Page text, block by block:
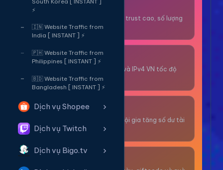
⚡
🇮🇳 Website Traffic from
India [ INSTANT ] ⚡
🇵🇭 Website Traffic from
Philippines [ INSTANT ] ⚡
🇧🇩 Website Traffic from
Bangladesh [ INSTANT ] ⚡
Dịch vụ Shopee
Dịch vụ Twitch
Dịch vụ Bigo.tv
OTP/Mua Gmail
Tài khoản gmail cổ, trust cao, số lượng
lớn.
Thuê Proxy
Proxy dân cư xoay và IPv4 VN tốc độ
cao.
Giải Trí
Thư giãn và có cơ hội gia tăng số dư tài
khoản.